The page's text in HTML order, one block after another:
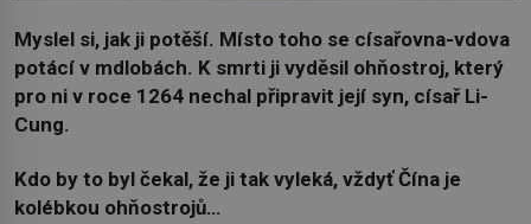
Myslel si, jak ji potěší. Místo toho se císařovna-vdova
potácí v mdlobách. K smrti ji vyděsil ohňostroj, který
pro ni v roce 1264 nechal připravit její syn, císař Li-
Cung.
Kdo by to byl čekal, že ji tak vyleká, vždyť Čína je
kolébkou ohňostrojů…